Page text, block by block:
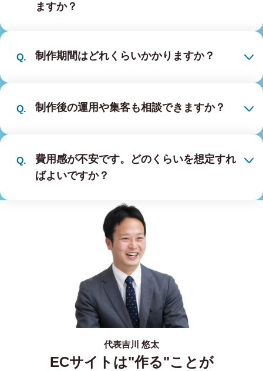
ますか？
制作期間はどれくらいかかりますか？
制作後の運用や集客も相談できますか？
費用感が不安です。どのくらいを想定すれ
ばよいですか？
代表吉川 悠太
ECサイトは"作る"ことが